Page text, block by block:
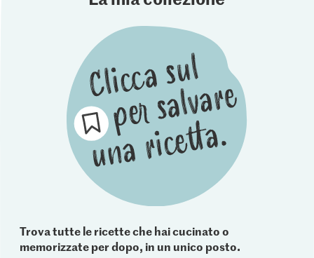
Trova tutte le ricette che hai cucinato o
memorizzate per dopo, in un unico posto.